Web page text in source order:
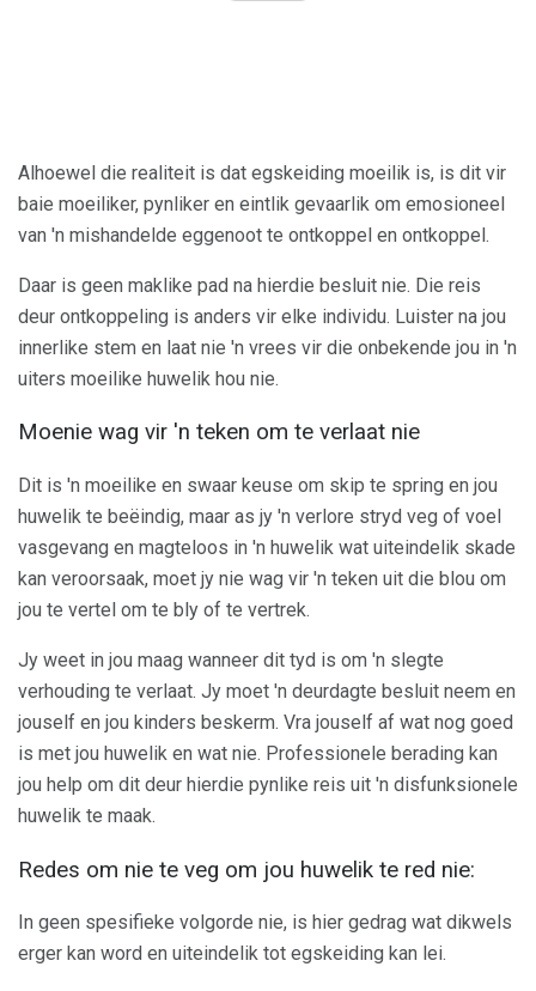
Alhoewel die realiteit is dat egskeiding moeilik is, is dit vir
baie moeiliker, pynliker en eintlik gevaarlik om emosioneel
van 'n mishandelde eggenoot te ontkoppel en ontkoppel.
Daar is geen maklike pad na hierdie besluit nie. Die reis
deur ontkoppeling is anders vir elke individu. Luister na jou
innerlike stem en laat nie 'n vrees vir die onbekende jou in 'n
uiters moeilike huwelik hou nie.
Moenie wag vir 'n teken om te verlaat nie
Dit is 'n moeilike en swaar keuse om skip te spring en jou
huwelik te beëindig, maar as jy 'n verlore stryd veg of voel
vasgevang en magteloos in 'n huwelik wat uiteindelik skade
kan veroorsaak, moet jy nie wag vir 'n teken uit die blou om
jou te vertel om te bly of te vertrek.
Jy weet in jou maag wanneer dit tyd is om 'n slegte
verhouding te verlaat. Jy moet 'n deurdagte besluit neem en
jouself en jou kinders beskerm. Vra jouself af wat nog goed
is met jou huwelik en wat nie. Professionele berading kan
jou help om dit deur hierdie pynlike reis uit 'n disfunksionele
huwelik te maak.
Redes om nie te veg om jou huwelik te red nie:
In geen spesifieke volgorde nie, is hier gedrag wat dikwels
erger kan word en uiteindelik tot egskeiding kan lei.